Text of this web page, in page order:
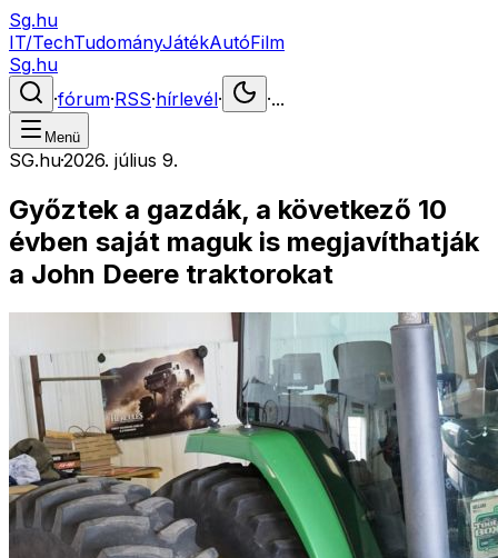
Sg.hu
IT/TechTudományJátékAutóFilm
Sg.hu
·fórum·RSS·hírlevél· ·...
Menü
SG.hu·2026. július 9.
Győztek a gazdák, a következő 10
évben saját maguk is megjavíthatják
a John Deere traktorokat